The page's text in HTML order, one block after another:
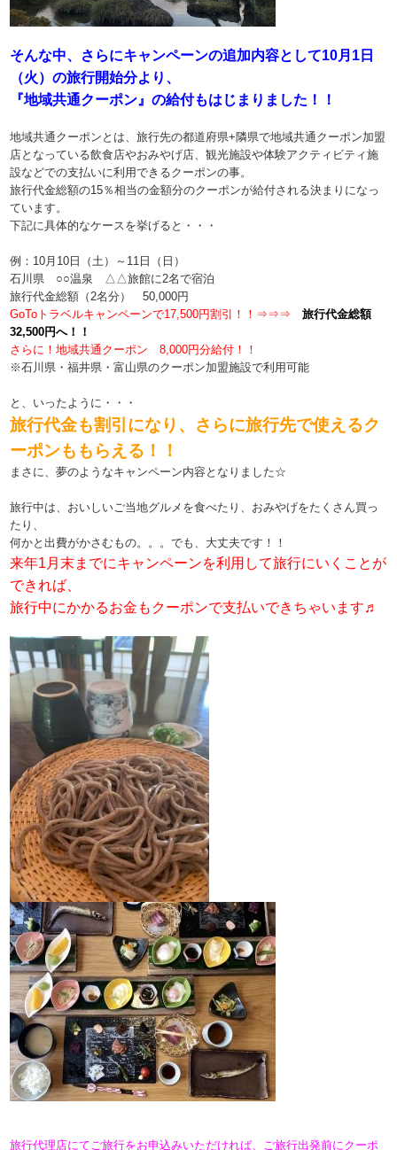
そんな中、さらにキャンペーンの追加内容として10月1日
（火）の旅行開始分より、
『地域共通クーポン』の給付もはじまりました！！
地域共通クーポンとは、旅行先の都道府県+隣県で地域共通クーポン加盟
店となっている飲食店やおみやげ店、観光施設や体験アクティビティ施
設などでの支払いに利用できるクーポンの事。
旅行代金総額の15％相当の金額分のクーポンが給付される決まりになっ
ています。
下記に具体的なケースを挙げると・・・
例：10月10日（土）～11日（日）
石川県 ○○温泉 △△旅館に2名で宿泊
旅行代金総額（2名分） 50,000円
GoToトラベルキャンペーンで17,500円割引！！⇒⇒⇒旅行代金総額
32,500円へ！！
さらに！地域共通クーポン 8,000円分給付！！
※石川県・福井県・富山県のクーポン加盟施設で利用可能
と、いったように・・・
旅行代金も割引になり、さらに旅行先で使えるク
ーポンももらえる！！
まさに、夢のようなキャンペーン内容となりました☆
旅行中は、おいしいご当地グルメを食べたり、おみやげをたくさん買っ
たり、
何かと出費がかさむもの。。。でも、大丈夫です！！
来年1月末までにキャンペーンを利用して旅行にいくことが
できれば、
旅行中にかかるお金もクーポンで支払いできちゃいます♬
旅行代理店にてご旅行をお申込みいただければ、ご旅行出発前にクーポ